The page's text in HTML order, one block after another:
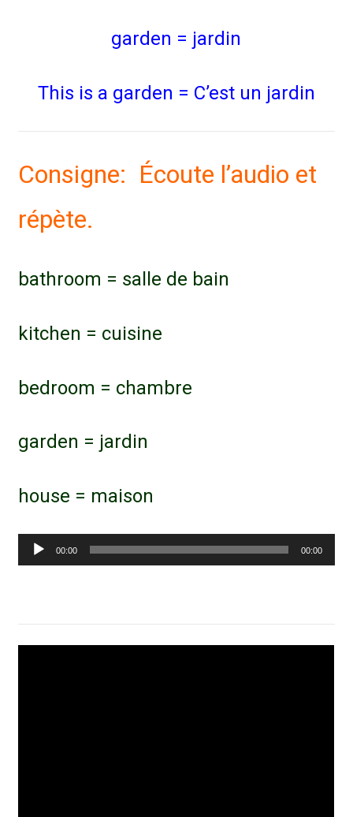
garden = jardin
This is a garden = C’est un jardin
Consigne: Écoute l’audio et
répète.
bathroom = salle de bain
kitchen = cuisine
bedroom = chambre
garden = jardin
house = maison
Lecteur
audio
00:00 00:00